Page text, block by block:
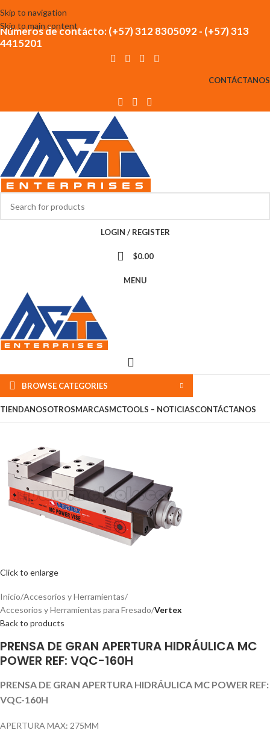
Skip to navigation
Skip to main content
Números de contácto: (+57) 312 8305092 - (+57) 313
4415201
CONTÁCTANOS
LOGIN / REGISTER
$0.00
MENU
BROWSE CATEGORIES
TIENDANOSOTROSMARCASMCTOOLS – NOTICIASCONTÁCTANOS
Click to enlarge
Inicio Accesorios y Herramientas
Accesorios y Herramientas para Fresado Vertex
Back to products
PRENSA DE GRAN APERTURA HIDRÁULICA MC
POWER REF: VQC-160H
PRENSA DE GRAN APERTURA HIDRÁULICA MC POWER REF:
VQC-160H
APERTURA MAX: 275MM